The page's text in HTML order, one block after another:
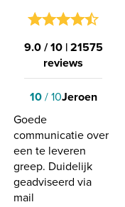
9.0 / 10 |21575
reviews
10/ 10Jeroen
Goede
communicatie over
een te leveren
greep. Duidelijk
geadviseerd via
mail